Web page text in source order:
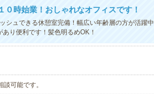
時始業！おしゃれなオフィスです！
シュできる休憩室完備！幅広い年齢層の方が活躍中
り便利です！髪色明るめOK！
可能です。